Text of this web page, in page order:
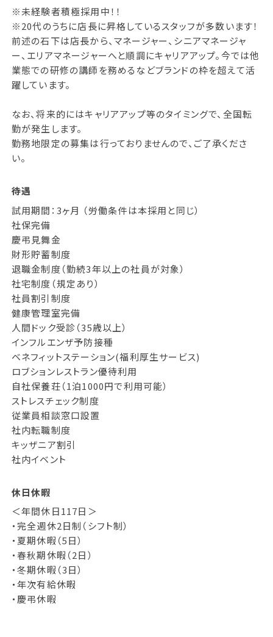
※未経験者積極採用中！！
※20代のうちに店長に昇格しているスタッフが多数います！
前述の石下は店長から、マネージャー、シニアマネージャ
ー、エリアマネージャーへと順調にキャリアアップ。今では他
業態での研修の講師を務めるなどブランドの枠を超えて活
躍しています。
なお、将来的にはキャリアアップ等のタイミングで、全国転
勤が発生します。
勤務地限定の募集は行っておりませんので、ご了承くださ
い。
待遇
試用期間：3ヶ月 （労働条件は本採用と同じ）
社保完備
慶弔見舞金
財形貯蓄制度
退職金制度（勤続3年以上の社員が対象）
社宅制度（規定あり）
社員割引制度
健康管理室完備
人間ドック受診（35歳以上）
インフルエンザ予防接種
ベネフィットステーション(福利厚生サービス)
ロブションレストラン優待利用
自社保養荘（1泊1000円で利用可能）
ストレスチェック制度
従業員相談窓口設置
社内転職制度
キッザニア割引
社内イベント
休日休暇
＜年間休日117日＞
・完全週休2日制（シフト制）
・夏期休暇（5日）
・春秋期休暇（2日）
・冬期休暇（3日）
・年次有給休暇
・慶弔休暇